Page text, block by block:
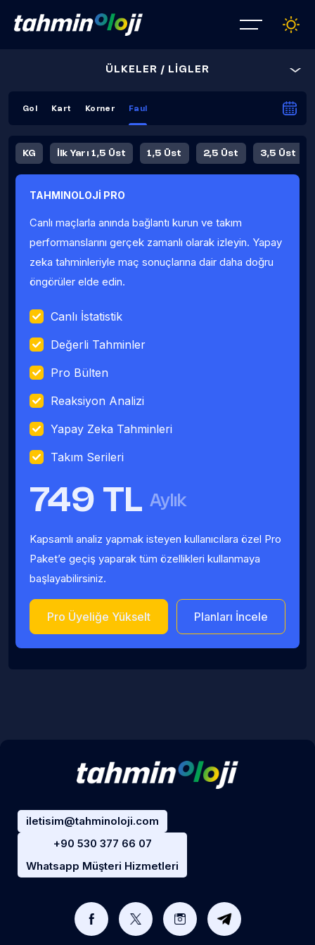
ÜLKELER / LİGLER
Gol Kart Korner Faul
KG İlk Yarı 1,5 Üst 1,5 Üst 2,5 Üst 3,5 Üst
Fauller Ortalama
TAHMINOLOJİ PRO
Canlı maçlarla anında bağlantı kurun ve takım
performanslarını gerçek zamanlı olarak izleyin. Yapay
zeka tahminleriyle maç sonuçlarına dair daha doğru
öngörüler elde edin.
Canlı İstatistik
Değerli Tahminler
Pro Bülten
Reaksiyon Analizi
Yapay Zeka Tahminleri
Takım Serileri
749 TL Aylık
Kapsamlı analiz yapmak isteyen kullanıcılara özel Pro
Paket’e geçiş yaparak tüm özellikleri kullanmaya
başlayabilirsiniz.
Pro Üyeliğe Yükselt Planları İncele
iletisim@tahminoloji.com
+90 530 377 66 07
Whatsapp Müşteri Hizmetleri